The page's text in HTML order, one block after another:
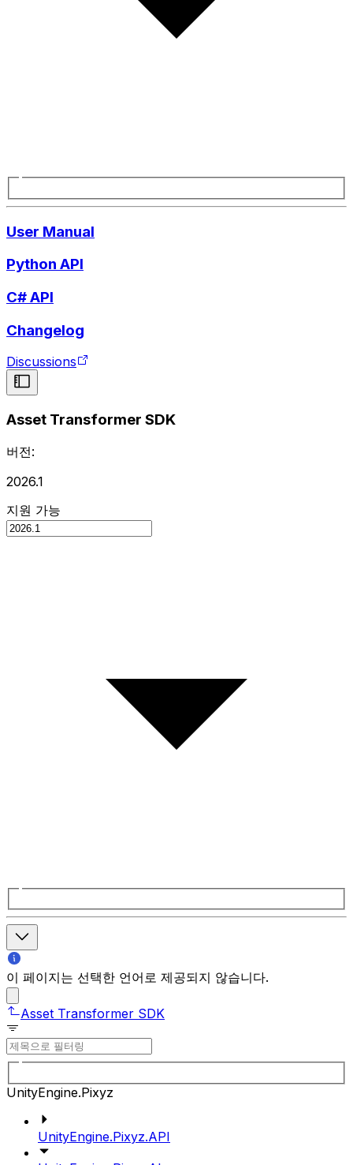
User Manual
Python API
C# API
Changelog
Discussions
Asset Transformer SDK
버전:
2026.1
지원 가능
이 페이지는 선택한 언어로 제공되지 않습니다.
Asset Transformer SDK
UnityEngine.Pixyz
UnityEngine.Pixyz.API